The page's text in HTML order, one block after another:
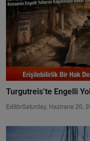
Turgutreis’te Engelli
EditörSaturday, Hazirane 20,